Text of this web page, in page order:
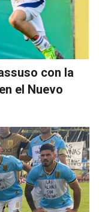
con la
el Nuevo